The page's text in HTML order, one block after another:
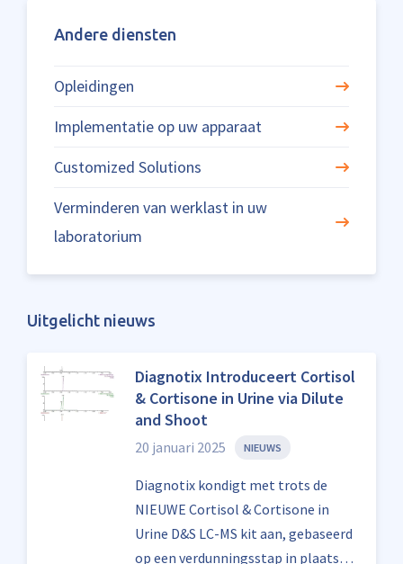
Andere diensten
Opleidingen
Implementatie op uw apparaat
Customized Solutions
Verminderen van werklast in uw
laboratorium
Uitgelicht nieuws
20 januari 2025 NIEUWS
Diagnotix Introduceert Cortisol
& Cortisone in Urine via Dilute
and Shoot
Diagnotix kondigt met trots de
NIEUWE Cortisol & Cortisone in
Urine D&S LC-MS kit aan, gebaseerd
op een verdunningsstap in plaats…